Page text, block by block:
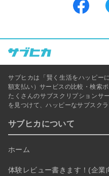
サブヒカは「賢く生活をハッピー
額支払い）サービスの比較・検索ポ
たくさんのサブスクリプションサ
を見つけて、ハッピーなサブスク
サブヒカについて
ホーム
体験レビュー書きます！(企業